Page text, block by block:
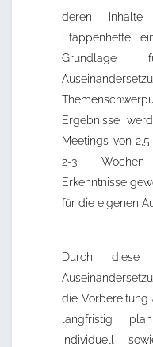
deren
Etappenhefte
Grundlage
Ergebnisse
Meetings von
2-3 Wochen
Erkenntnisse
für die eigenen
Durch diese
die Vorbereitung
langfristig
individuell